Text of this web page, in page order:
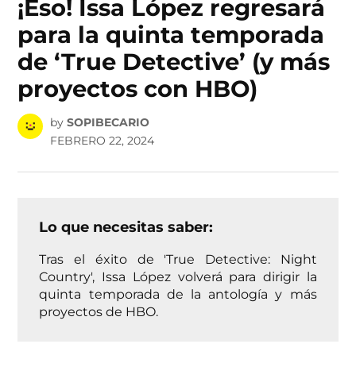
¡Eso! Issa López regresará
para la quinta temporada
de ‘True Detective’ (y más
proyectos con HBO)
by SOPIBECARIO
FEBRERO 22, 2024
Lo que necesitas saber:
Tras el éxito de 'True Detective: Night
Country', Issa López volverá para dirigir la
quinta temporada de la antología y más
proyectos de HBO.